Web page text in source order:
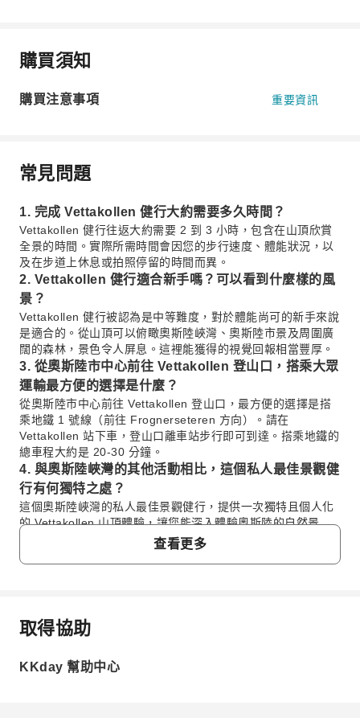
購買須知
購買注意事項 重要資訊
常見問題
1. 完成 Vettakollen 健行大約需要多久時間？
Vettakollen 健行往返大約需要 2 到 3 小時，包含在山頂欣賞
全景的時間。實際所需時間會因您的步行速度、體能狀況，以
及在步道上休息或拍照停留的時間而異。
2. Vettakollen 健行適合新手嗎？可以看到什麼樣的風
景？
Vettakollen 健行被認為是中等難度，對於體能尚可的新手來說
是適合的。從山頂可以俯瞰奧斯陸峽灣、奧斯陸市景及周圍廣
闊的森林，景色令人屏息。這裡能獲得的視覺回報相當豐厚。
3. 從奧斯陸市中心前往 Vettakollen 登山口，搭乘大眾
運輸最方便的選擇是什麼？
從奧斯陸市中心前往 Vettakollen 登山口，最方便的選擇是搭
乘地鐵 1 號線（前往 Frognerseteren 方向）。請在
Vettakollen 站下車，登山口離車站步行即可到達。搭乘地鐵的
總車程大約是 20-30 分鐘。
4. 與奧斯陸峽灣的其他活動相比，這個私人最佳景觀健
行有何獨特之處？
這個奧斯陸峽灣的私人最佳景觀健行，提供一次獨特且個人化
的 Vettakollen 山頂體驗，讓您能深入體驗奧斯陸的自然景
觀。相較於乘船遊覽，它提供更積極的環境沉浸感，並從高處
Vettakollen 健行離奧斯陸市中心非常近，非常適合一日遊。透
需約 20-30 分鐘的車程。這樣的便利性讓遊客能快速逃離都市
塵囂，沉浸在大自然中，無需耗費長途交通時間。
查看更多
常見問題
1. 完成 Vettakollen 健行大約需要多久時間？
取得協助
KKday 幫助中心